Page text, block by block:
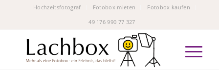
Hochzeitsfotograf Fotobox mieten
Fotobox kaufen
49 176 990 77 327‬